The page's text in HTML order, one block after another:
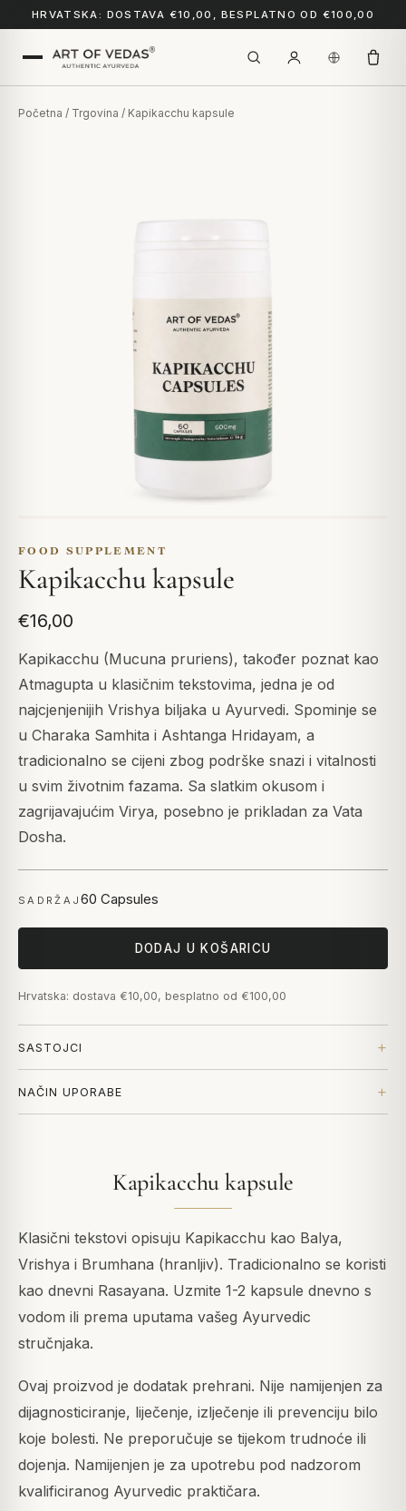
HRVATSKA: DOSTAVA €10,00, BESPLATNO OD €100,00
Početna / Trgovina / Kapikacchu kapsule
FOOD SUPPLEMENT
Kapikacchu kapsule
€16,00
Kapikacchu (Mucuna pruriens), također poznat kao
Atmagupta u klasičnim tekstovima, jedna je od
najcjenjenijih Vrishya biljaka u Ayurvedi. Spominje se
u Charaka Samhita i Ashtanga Hridayam, a
tradicionalno se cijeni zbog podrške snazi i vitalnosti
u svim životnim fazama. Sa slatkim okusom i
zagrijavajućim Virya, posebno je prikladan za Vata
Dosha.
SADRŽAJ60 Capsules
DODAJ U KOŠARICU
Hrvatska: dostava €10,00, besplatno od €100,00
SASTOJCI
NAČIN UPORABE
Kapikacchu kapsule
Klasični tekstovi opisuju Kapikacchu kao Balya,
Vrishya i Brumhana (hranljiv). Tradicionalno se koristi
kao dnevni Rasayana. Uzmite 1-2 kapsule dnevno s
vodom ili prema uputama vašeg Ayurvedic
stručnjaka.
Ovaj proizvod je dodatak prehrani. Nije namijenjen za
dijagnosticiranje, liječenje, izlječenje ili prevenciju bilo
koje bolesti. Ne preporučuje se tijekom trudnoće ili
dojenja. Namijenjen je za upotrebu pod nadzorom
kvalificiranog Ayurvedic praktičara.